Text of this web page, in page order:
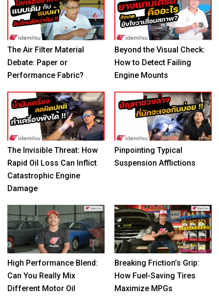
The Air Filter Material
Debate: Paper or
Performance Fabric?
Beyond the Visual Check:
How to Detect Failing
Engine Mounts
The Invisible Threat: How
Rapid Oil Loss Can Inflict
Catastrophic Engine
Damage
Pinpointing Typical
Suspension Afflictions
High Performance Blend:
Can You Really Mix
Different Motor Oil
Breaking Friction’s Grip:
How Fuel-Saving Tires
Maximize MPGs